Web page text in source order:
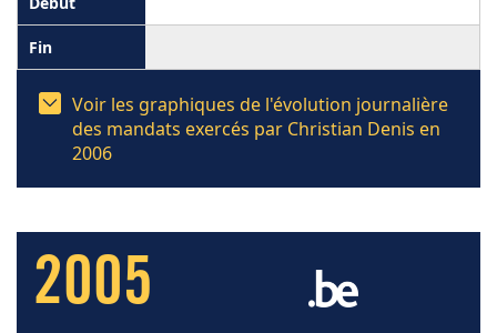
Voir les graphiques de l'évolution journalière
des mandats exercés par Christian Denis en
2006
2005